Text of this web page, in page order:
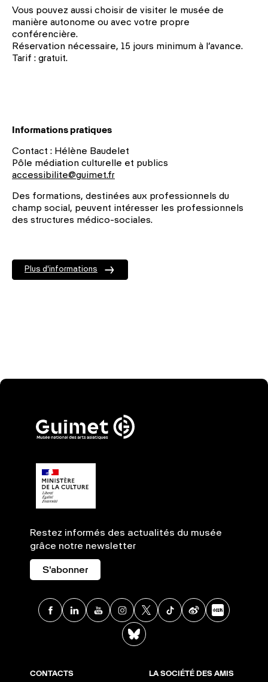
Vous pouvez aussi choisir de visiter le musée de
manière autonome ou avec votre propre
conférencière.
Réservation nécessaire, 15 jours minimum à l’avance.
Tarif : gratuit.
Informations pratiques
Contact : Hélène Baudelet
Pôle médiation culturelle et publics
accessibilite@guimet.fr
Des formations, destinées aux professionnels du
champ social, peuvent intéresser les professionnels
des structures médico-sociales.
Plus d'informations
Restez informés des actualités du musée
grâce notre newsletter
S'abonner
Facebook
LinkedinYoutubeInstagram
X TikTokWeibo
CONTACTS LA SOCIÉTÉ DES AMIS